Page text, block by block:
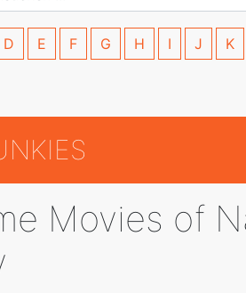
D E F G H I J K
Movies of